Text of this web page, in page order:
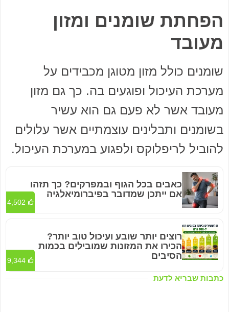
הפחתת שומנים ומזון
מעובד
שומנים כולל מזון מטוגן מכבידים על
מערכת העיכול ופוגעים בה. כך גם מזון
מעובד אשר לא פעם גם הוא עשיר
בשומנים ותבלינים עוצמתיים אשר עלולים
להוביל לריפלוקס ולפגוע במערכת העיכול.
כתבות שבריא לדעת
כאבים בכל הגוף ובמפרקים? כך תזהו
אם ייתכן שמדובר בפיברומיאלגיה
4,502
רוצים יותר שובע ועיכול טוב יותר?
הכירו את המזונות שמובילים בכמות
הסיבים
9,344